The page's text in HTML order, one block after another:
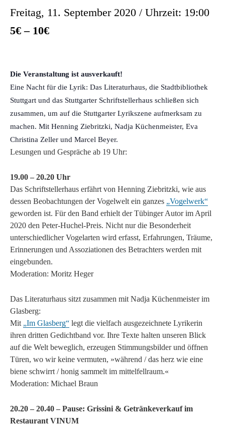
Freitag, 11. September 2020 / Uhrzeit: 19:00
5€ – 10€
Die Veranstaltung ist ausverkauft!
Eine Nacht für die Lyrik: Das Literaturhaus, die Stadtbibliothek
Stuttgart und das Stuttgarter Schriftstellerhaus schließen sich
zusammen, um auf die Stuttgarter Lyrikszene aufmerksam zu
machen. Mit Henning Ziebritzki, Nadja Küchenmeister, Eva
Christina Zeller und Marcel Beyer.
Lesungen und Gespräche ab 19 Uhr:
19.00 – 20.20 Uhr
Das Schriftstellerhaus erfährt von Henning Ziebritzki, wie aus
dessen Beobachtungen der Vogelwelt ein ganzes „Vogelwerk“
geworden ist. Für den Band erhielt der Tübinger Autor im April
2020 den Peter-Huchel-Preis. Nicht nur die Besonderheit
unterschiedlicher Vogelarten wird erfasst, Erfahrungen, Träume,
Erinnerungen und Assoziationen des Betrachters werden mit
eingebunden.
Moderation: Moritz Heger
Das Literaturhaus sitzt zusammen mit Nadja Küchenmeister im
Glasberg:
Mit „Im Glasberg“ legt die vielfach ausgezeichnete Lyrikerin
ihren dritten Gedichtband vor. Ihre Texte halten unseren Blick
auf die Welt beweglich, erzeugen Stimmungsbilder und öffnen
Türen, wo wir keine vermuten, »während / das herz wie eine
biene schwirrt / honig sammelt im mittelfellraum.«
Moderation: Michael Braun
20.20 – 20.40 – Pause: Grissini & Getränkeverkauf im
Restaurant VINUM